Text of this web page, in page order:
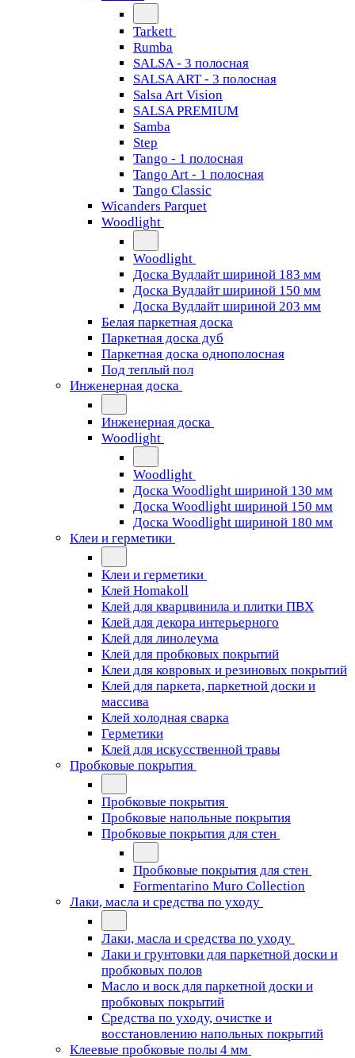
Tarkett
Rumba
SALSA - 3 полосная
SALSA ART - 3 полосная
Salsa Art Vision
SALSA PREMIUM
Samba
Step
Tango - 1 полосная
Tango Art - 1 полосная
Tango Classiс
Wicanders Parquet
Woodlight
Woodlight
Доска Вудлайт шириной 183 мм
Доска Вудлайт шириной 150 мм
Доска Вудлайт шириной 203 мм
Белая паркетная доска
Паркетная доска дуб
Паркетная доска однополосная
Под теплый пол
Инженерная доска
Инженерная доска
Woodlight
Woodlight
Доска Woodlight шириной 130 мм
Доска Woodlight шириной 150 мм
Доска Woodlight шириной 180 мм
Клеи и герметики
Клеи и герметики
Клей Homakoll
Клей для кварцвинила и плитки ПВХ
Клей для декора интерьерного
Клей для линолеума
Клей для пробковых покрытий
Клеи для ковровых и резиновых покрытий
Клей для паркета, паркетной доски и
массива
Клей холодная сварка
Герметики
Клей для искусственной травы
Пробковые покрытия
Пробковые покрытия
Пробковые напольные покрытия
Пробковые покрытия для стен
Пробковые покрытия для стен
Formentarino Muro Collection
Лаки, масла и средства по уходу
Лаки, масла и средства по уходу
Лаки и грунтовки для паркетной доски и
пробковых полов
Масло и воск для паркетной доски и
пробковых покрытий
Средства по уходу, очистке и
восстановлению напольных покрытий
Клеевые пробковые полы 4 мм